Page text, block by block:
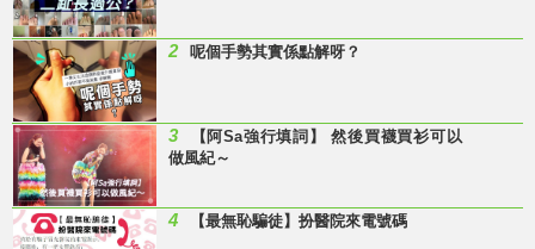
2 呢個手勢其實係點解呀？
3
【阿Sa強行填詞】 然後買襪買衫可以
做風紀～
4 【最無恥騙徒】扮醫院來電號碼